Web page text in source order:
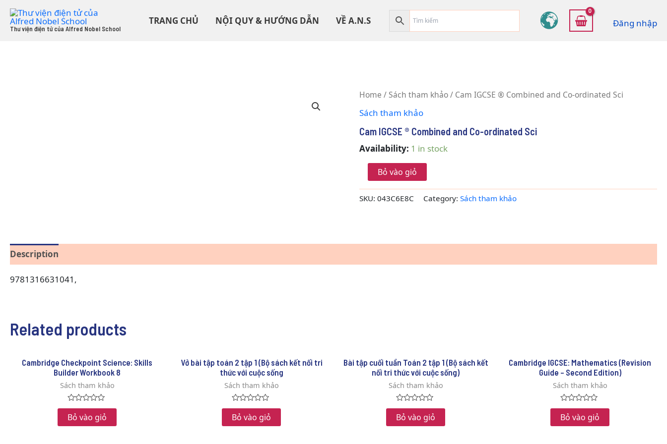
Skip
content
Thư viện điện tử của Alfred Nobel School
TRANG CHỦ NỘI QUY & HƯỚNG DẪN VỀ A.N.S Đăng nhập
Home /Sách tham khảo/ Cam IGCSE ® Combined and Co-ordinated Sci
Sách tham khảo
Cam IGCSE ® Combined and Co-ordinated Sci
Availability: 1 in stock
Cam
®
and
Co-
ordinated
Sci
quantityBỏ vào giỏ
SKU:043C6E8C Category:Sách tham khảo
Description
9781316631041,
Related products
Cambridge Checkpoint Science: Skills
Builder Workbook 8
Sách tham khảo
Rated
0
out
of
Bỏ vào giỏ
Vở bài tập toán 2 tập 1 (Bộ sách kết nối tri
thức với cuộc sống
Sách tham khảo
Rated
0
out
of
Bỏ vào giỏ
Bài tập cuối tuần Toán 2 tập 1 (Bộ sách kết
nối tri thức với cuộc sống)
Sách tham khảo
Rated
0
out
of
Bỏ vào giỏ
Cambridge IGCSE: Mathematics (Revision
Guide – Second Edition)
Sách tham khảo
Rated
0
out
of
Bỏ vào giỏ